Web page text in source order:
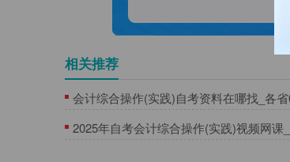
相关推荐
会计综合操作(实践)自考资料在哪找_各
2025年自考会计综合操作(实践)视频网课